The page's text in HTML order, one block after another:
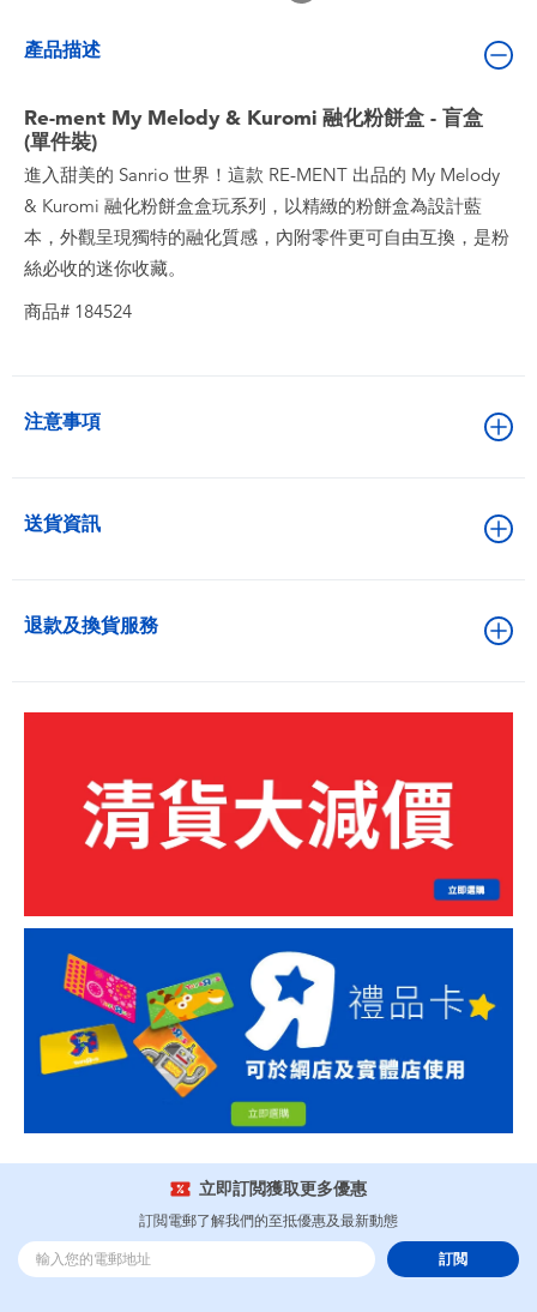
生活精品
產品描述
Re-ment My Melody & Kuromi 融化粉餅盒 - 盲盒
(單件裝)
進入甜美的 Sanrio 世界！這款 RE-MENT 出品的 My Melody
& Kuromi 融化粉餅盒盒玩系列，以精緻的粉餅盒為設計藍
本，外觀呈現獨特的融化質感，內附零件更可自由互換，是粉
絲必收的迷你收藏。
商品# 184524
注意事項
送貨資訊
退款及換貨服務
立即訂閲獲取更多優惠
訂閲電郵了解我們的至抵優惠及最新動態
訂閲